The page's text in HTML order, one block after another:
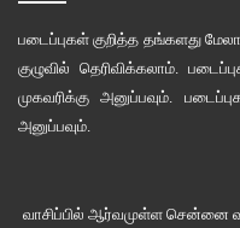
தண்டவாளத்த புதர் வச்சு
உமா இன்னமும் நம்ப
கொண்டிருந்தாள்.
உமா கேட்ட விதத்தில் மறுக்கத்
படைப்புகள் குறித்த தங்களது
குழுவில் தெரிவிக்கலாம்.
முகவரிக்கு அனுப்பவும்.
அனுப்பவும்.
வாசிப்பில் ஆர்வமுள்ள சென்னை